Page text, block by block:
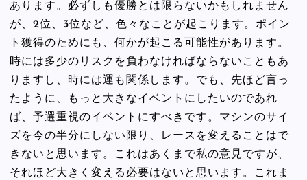
あります。必ずしも優勝とは限らないかもしれません
が、2位、3位など、色々なことが起こります。ポイン
ト獲得のためにも、何かが起こる可能性があります。
時には多少のリスクを負わなければならないこともあ
りますし、時には運も関係します。でも、先ほど言っ
たように、もっと大きなイベントにしたいのであれ
ば、予選重視のイベントにすべきです。マシンのサイ
ズを今の半分にしない限り、レースを変えることはで
きないと思います。これはあくまで私の意見ですが、
それほど大きく変える必要はないと思います。これま